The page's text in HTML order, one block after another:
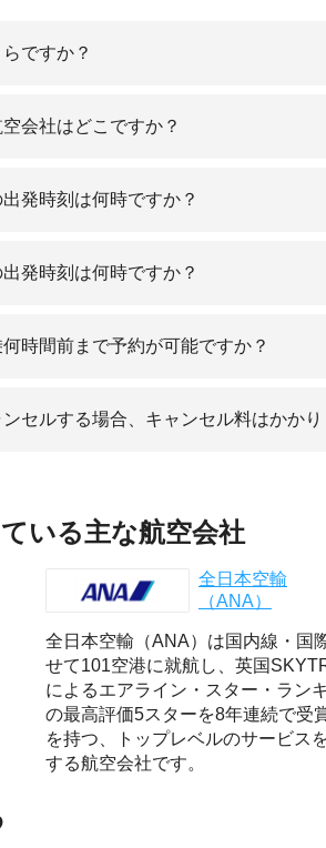
ですか？
会社はどこですか？
発時刻は何時ですか？
発時刻は何時ですか？
時間前まで予約が可能ですか？
セルする場合、キャンセル料はかかり
いる主な航空会社
全日本空輸
（ANA）
全日本空輸（ANA）は国内線・国
せて101空港に就航し、英国
によるエアライン・スター・ラン
の最高評価5スターを8年連続で受
を持つ、トップレベルのサービス
する航空会社です。